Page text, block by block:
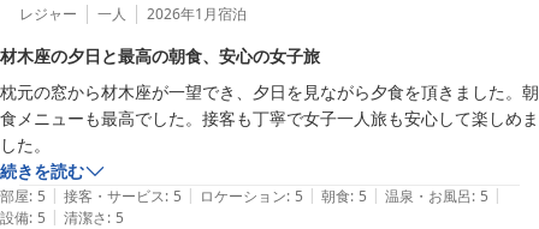
レジャー 一人 2026年1月宿泊
材木座の夕日と最高の朝食、安心の女子旅
枕元の窓から材木座が一望でき、夕日を見ながら夕食を頂きました。朝
食メニューも最高でした。接客も丁寧で女子一人旅も安心して楽しめま
した。
続きを読む
部屋: 5 | 接客・サービス: 5 | ロケーション: 5 | 朝食: 5 | 温泉・お風呂: 5 |
設備: 5 | 清潔さ: 5